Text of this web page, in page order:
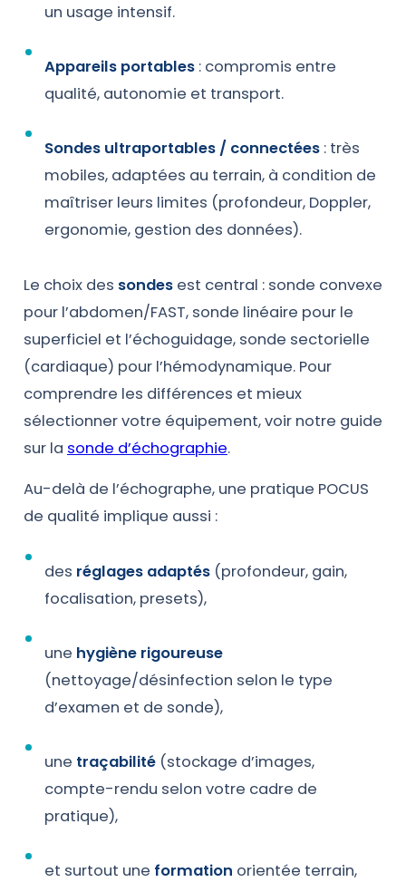
un usage intensif.
Appareils portables : compromis entre
qualité, autonomie et transport.
Sondes ultraportables / connectées : très
mobiles, adaptées au terrain, à condition de
maîtriser leurs limites (profondeur, Doppler,
ergonomie, gestion des données).
Le choix des sondes est central : sonde convexe
pour l’abdomen/FAST, sonde linéaire pour le
superficiel et l’échoguidage, sonde sectorielle
(cardiaque) pour l’hémodynamique. Pour
comprendre les différences et mieux
sélectionner votre équipement, voir notre guide
sur la sonde d’échographie.
Au-delà de l’échographe, une pratique POCUS
de qualité implique aussi :
des réglages adaptés (profondeur, gain,
focalisation, presets),
une hygiène rigoureuse
(nettoyage/désinfection selon le type
d’examen et de sonde),
une traçabilité (stockage d’images,
compte-rendu selon votre cadre de
pratique),
et surtout une formation orientée terrain,